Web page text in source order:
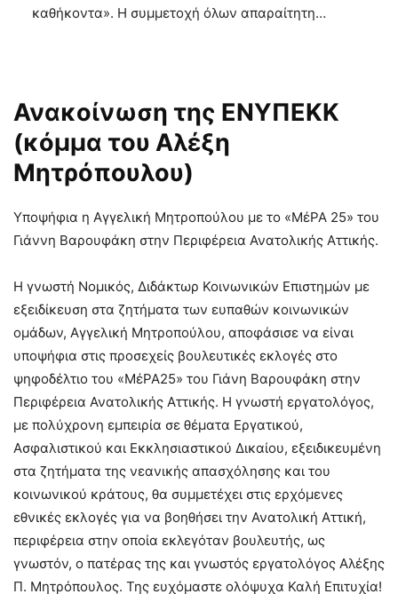
καθήκοντα». Η συμμετοχή όλων απαραίτητη…
Ανακοίνωση της ΕΝΥΠΕΚΚ
(κόμμα του Αλέξη
Μητρόπουλου)
Υποψήφια η Αγγελική Μητροπούλου με το «ΜέΡΑ 25» του
Γιάννη Βαρουφάκη στην Περιφέρεια Ανατολικής Αττικής.
Η γνωστή Νομικός, Διδάκτωρ Κοινωνικών Επιστημών με
εξειδίκευση στα ζητήματα των ευπαθών κοινωνικών
ομάδων, Αγγελική Μητροπούλου, αποφάσισε να είναι
υποψήφια στις προσεχείς βουλευτικές εκλογές στο
ψηφοδέλτιο του «ΜέΡΑ25» του Γιάνη Βαρουφάκη στην
Περιφέρεια Ανατολικής Αττικής. Η γνωστή εργατολόγος,
με πολύχρονη εμπειρία σε θέματα Εργατικού,
Ασφαλιστικού και Εκκλησιαστικού Δικαίου, εξειδικευμένη
στα ζητήματα της νεανικής απασχόλησης και του
κοινωνικού κράτους, θα συμμετέχει στις ερχόμενες
εθνικές εκλογές για να βοηθήσει την Ανατολική Αττική,
περιφέρεια στην οποία εκλεγόταν βουλευτής, ως
γνωστόν, ο πατέρας της και γνωστός εργατολόγος Αλέξης
Π. Μητρόπουλος. Της ευχόμαστε ολόψυχα Καλή Επιτυχία!